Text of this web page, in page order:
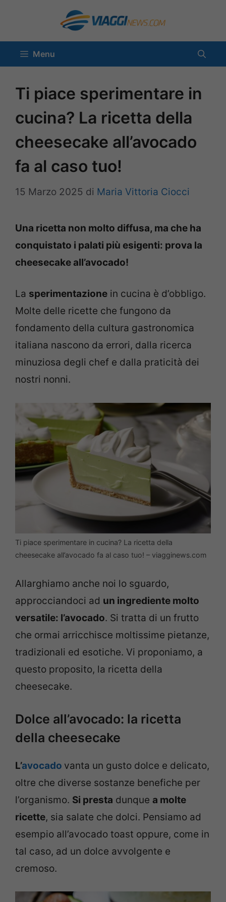
contenuto
Menu
Ti piace sperimentare in
cucina? La ricetta della
cheesecake all’avocado
fa al caso tuo!
15 Marzo 2025 di Maria Vittoria Ciocci
Una ricetta non molto diffusa, ma che ha
conquistato i palati più esigenti: prova la
cheesecake all’avocado!
La sperimentazione in cucina è d’obbligo.
Molte delle ricette che fungono da
fondamento della cultura gastronomica
italiana nascono da errori, dalla ricerca
minuziosa degli chef e dalla praticità dei
nostri nonni.
Ti piace sperimentare in cucina? La ricetta della
cheesecake all’avocado fa al caso tuo! – viagginews.com
Allarghiamo anche noi lo sguardo,
approcciandoci ad un ingrediente molto
versatile: l’avocado. Si tratta di un frutto
che ormai arricchisce moltissime pietanze,
tradizionali ed esotiche. Vi proponiamo, a
questo proposito, la ricetta della
cheesecake.
Dolce all’avocado: la ricetta
della cheesecake
L’avocado vanta un gusto dolce e delicato,
oltre che diverse sostanze benefiche per
l’organismo. Si presta dunque a molte
ricette, sia salate che dolci. Pensiamo ad
esempio all’avocado toast oppure, come in
tal caso, ad un dolce avvolgente e
cremoso.